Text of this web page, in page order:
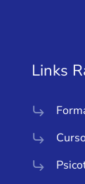
Links